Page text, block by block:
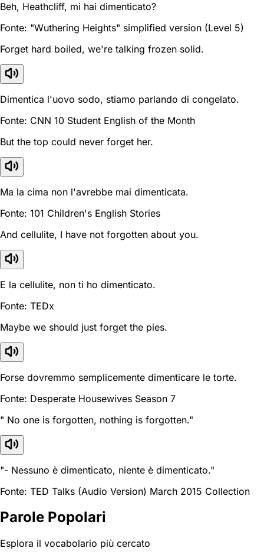
Beh, Heathcliff, mi hai dimenticato?
Fonte: "Wuthering Heights" simplified version (Level 5)
Forget hard boiled, we're talking frozen solid.
Dimentica l'uovo sodo, stiamo parlando di congelato.
Fonte: CNN 10 Student English of the Month
But the top could never forget her.
Ma la cima non l'avrebbe mai dimenticata.
Fonte: 101 Children's English Stories
And cellulite, I have not forgotten about you.
E la cellulite, non ti ho dimenticato.
Fonte: TEDx
Maybe we should just forget the pies.
Forse dovremmo semplicemente dimenticare le torte.
Fonte: Desperate Housewives Season 7
" No one is forgotten, nothing is forgotten."
"- Nessuno è dimenticato, niente è dimenticato."
Fonte: TED Talks (Audio Version) March 2015 Collection
Parole Popolari
Esplora il vocabolario più cercato